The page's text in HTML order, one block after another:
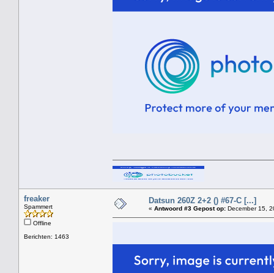
freaker
Spammert
Offline
Berichten: 1463
Datsun 260Z 2+2 () #67-C [...]
« Antwoord #3 Gepost op: December 15,